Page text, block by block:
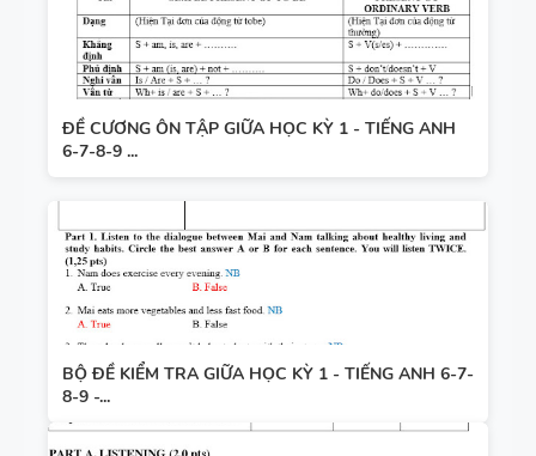
ĐỀ CƯƠNG ÔN TẬP GIỮA HỌC KỲ 1 - TIẾNG ANH
6-7-8-9 ...
BỘ ĐỀ KIỂM TRA GIỮA HỌC KỲ 1 - TIẾNG ANH 6-7-
8-9 -...